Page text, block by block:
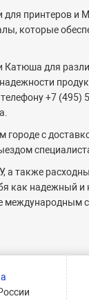
для
которые
Катюша для
+7 (495)
с
также
как надежный и